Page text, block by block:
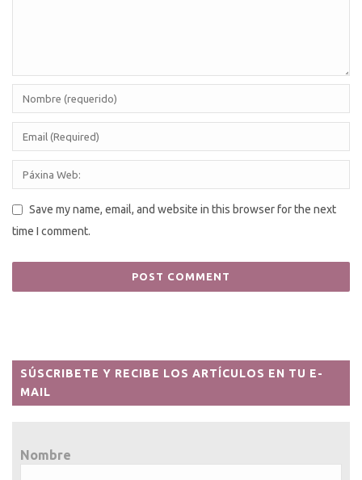
Save my name, email, and website in this browser for the next
time I comment.
SÚSCRIBETE Y RECIBE LOS ARTÍCULOS EN TU E-
MAIL
Nombre